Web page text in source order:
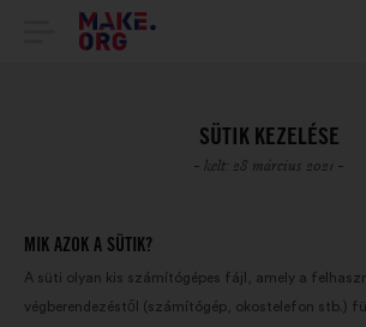
TOVÁBB
MAKE.ORG
FŐOLDALÁRA
SÜTIK KEZELÉSE
- kelt: 28 március 2021 -
MIK AZOK A SÜTIK?
A süti olyan kis számítógépes fájl, amely a
végberendezéstől (számítógép, okostelefon stb.)